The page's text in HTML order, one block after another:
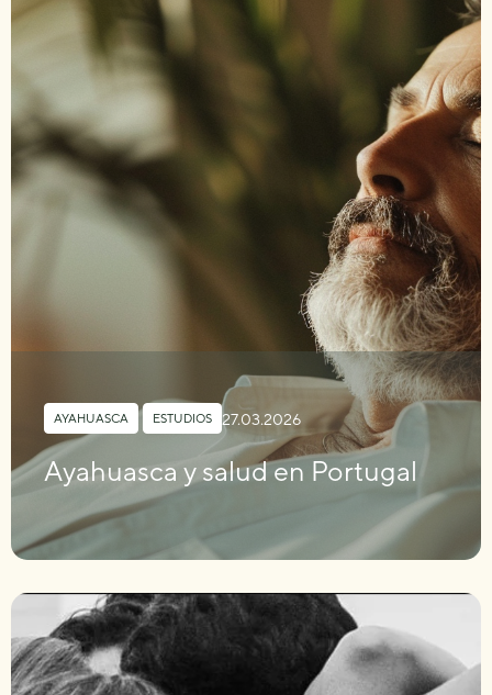
AYAHUASCA ESTUDIOS 27.03.2026
Ayahuasca y salud en Portugal